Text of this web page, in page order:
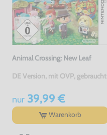
Animal Crossing: New Leaf
DE Version, mit OVP, gebraucht
nur39,99 €
Warenkorb